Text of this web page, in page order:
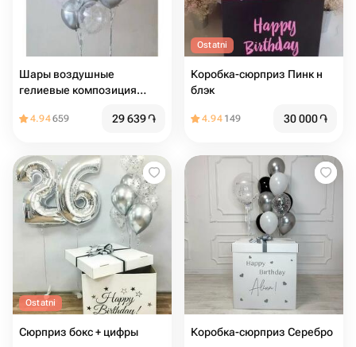
Шары воздушные
гелиевые композиция
4.94659 29 639֏
Ostatni
Коробка-сюрприз Пинк н
блэк
4.94 149 30 000֏
Ostatni
Сюрприз бокс + цифры Коробка-сюрприз Серебро